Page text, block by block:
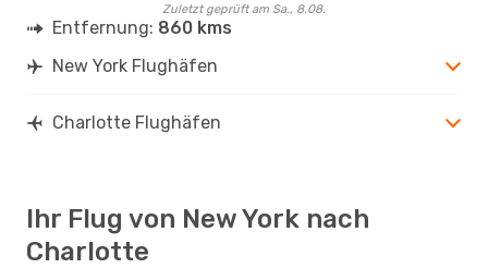
Zuletzt geprüft am Sa., 8.08.
Entfernung: 860 kms
New York Flughäfen
Charlotte Flughäfen
Ihr Flug von New York nach
Charlotte